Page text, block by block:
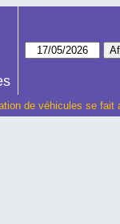
de véhicules se